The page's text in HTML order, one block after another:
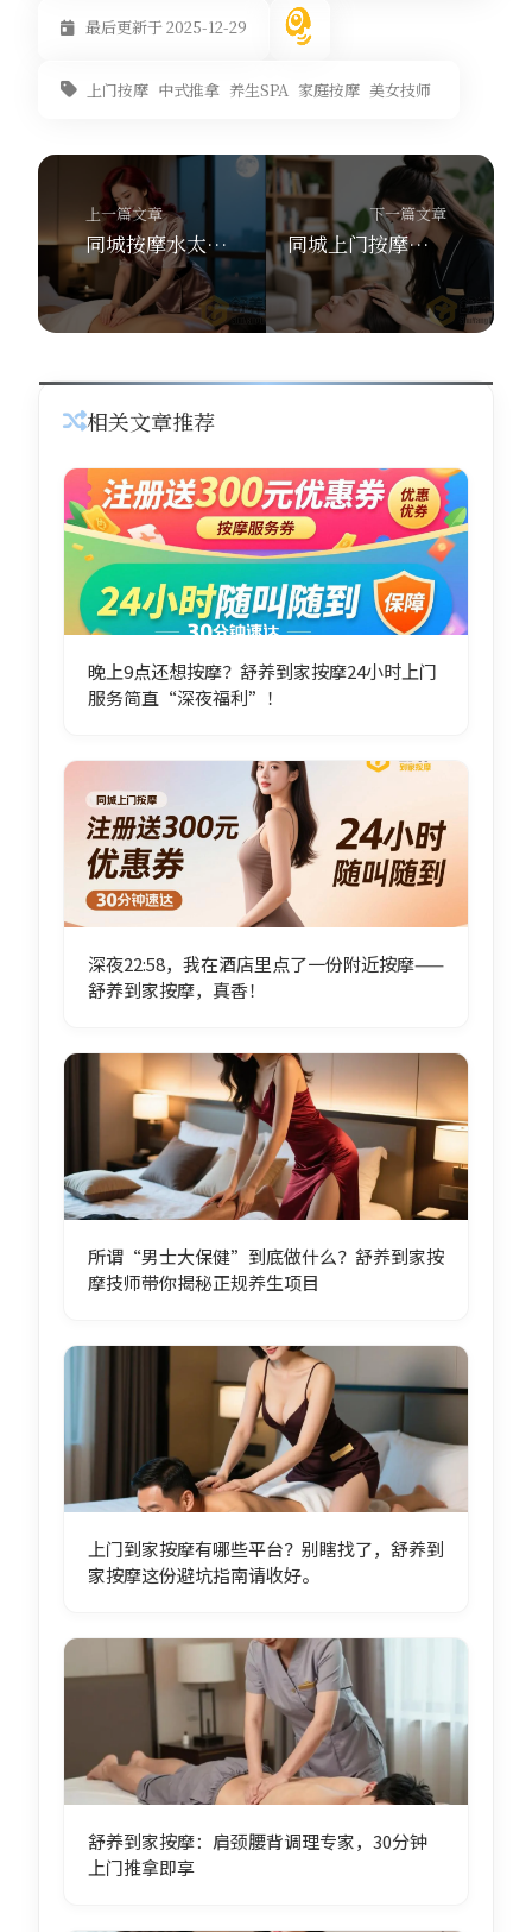
最后更新于 2025-12-29
上门按摩 中式推拿 养生SPA 家庭按摩 美女技师
上一篇文章
同城按摩水太深？我搜完黑猫投诉，连夜写下这份反套路笔记
下一篇文章
同城上门按摩，到底靠不靠谱？这5个挑选秘诀让我选择舒养到家按摩
相关文章推荐
晚上9点还想按摩？舒养到家按摩24小时上门
服务简直“深夜福利”！
深夜22:58，我在酒店里点了一份附近按摩——
舒养到家按摩，真香！
所谓“男士大保健”到底做什么？舒养到家按
摩技师带你揭秘正规养生项目
上门到家按摩有哪些平台？别瞎找了，舒养到
家按摩这份避坑指南请收好。
舒养到家按摩：肩颈腰背调理专家，30分钟
上门推拿即享